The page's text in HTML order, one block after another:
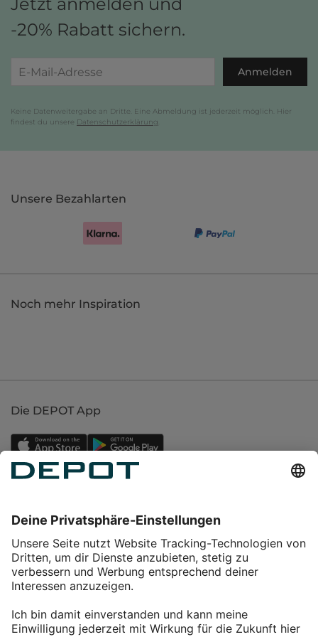
-20% Rabatt sichern.
Anmelden
Keine Datenweitergabe an Dritte. Eine Abmeldung ist jederzeit möglich. Hier
findest du unsere Datenschutzerklärung
Unsere Bezahlarten
Noch mehr Inspiration
Die DEPOT App
Service
Über DEPOT
Kontakt